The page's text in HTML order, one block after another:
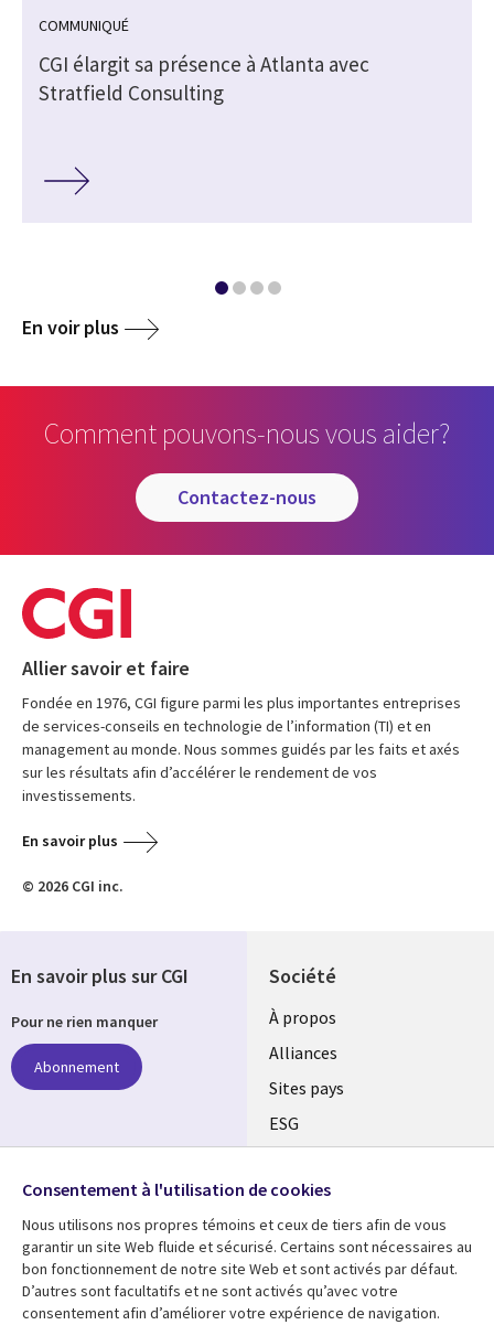
COMMUNIQUÉ
CGI élargit sa présence à Atlanta avec
Stratfield Consulting
En voir plus
Comment pouvons-nous vous aider?
contactez-nous
Allier savoir et faire
Fondée en 1976, CGI figure parmi les plus importantes entreprises
de services-conseils en technologie de l’information (TI) et en
management au monde. Nous sommes guidés par les faits et axés
sur les résultats afin d’accélérer le rendement de vos
investissements.
En savoir plus
© 2026 CGI inc.
Société
À propos
Alliances
Sites pays
ESG
Fusions
Salle de presse
En savoir plus sur CGI
Pour ne rien manquer
Abonnement
Suivez-nous
Social
Media
Global
FR
Consentement à l'utilisation de cookies
Nous utilisons nos propres témoins et ceux de tiers afin de vous
garantir un site Web fluide et sécurisé. Certains sont nécessaires au
bon fonctionnement de notre site Web et sont activés par défaut.
D’autres sont facultatifs et ne sont activés qu’avec votre
consentement afin d’améliorer votre expérience de navigation.